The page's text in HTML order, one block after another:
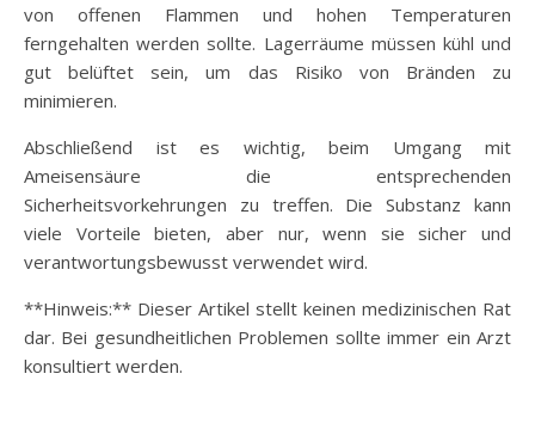
von offenen Flammen und hohen Temperaturen
ferngehalten werden sollte. Lagerräume müssen kühl und
gut belüftet sein, um das Risiko von Bränden zu
minimieren.
Abschließend ist es wichtig, beim Umgang mit
Ameisensäure die entsprechenden
Sicherheitsvorkehrungen zu treffen. Die Substanz kann
viele Vorteile bieten, aber nur, wenn sie sicher und
verantwortungsbewusst verwendet wird.
**Hinweis:** Dieser Artikel stellt keinen medizinischen Rat
dar. Bei gesundheitlichen Problemen sollte immer ein Arzt
konsultiert werden.